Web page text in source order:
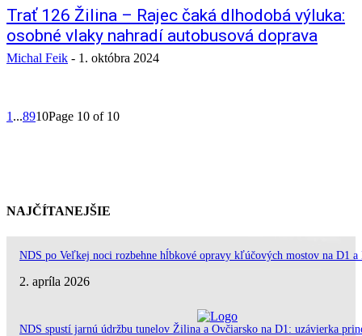
Trať 126 Žilina – Rajec čaká dlhodobá výluka:
osobné vlaky nahradí autobusová doprava
Michal Feik - 1. októbra 2024
1 ...8910Page 10 of 10
NAJČÍTANEJŠIE
NDS po Veľkej noci rozbehne hĺbkové opravy kľúčových mostov na D1 a
2. apríla 2026
NDS spustí jarnú údržbu tunelov Žilina a Ovčiarsko na D1: uzávierka